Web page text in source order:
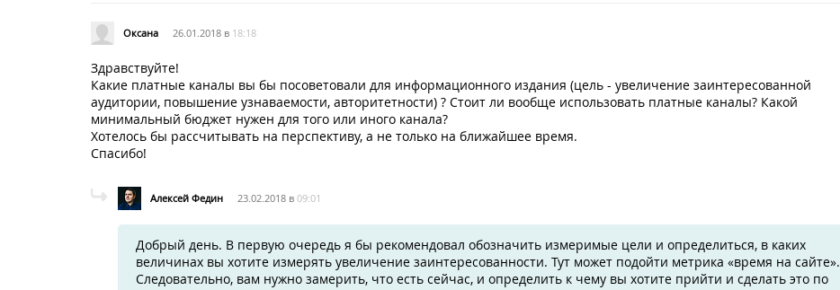
Оксана 26.01.2018 в 18:18
Здравствуйте!
Какие платные каналы вы бы посоветовали для информационного издания (цель - увеличение заинтересованной
аудитории, повышение узнаваемости, авторитетности) ? Стоит ли вообще использовать платные каналы? Какой
минимальный бюджет нужен для того или иного канала?
Хотелось бы рассчитывать на перспективу, а не только на ближайшее время.
Спасибо!
Алексей Федин 23.02.2018 в 09:01
Добрый день. В первую очередь я бы рекомендовал обозначить измеримые цели и определиться, в каких
величинах вы хотите измерять увеличение заинтересованности. Тут может подойти метрика «время на сайте».
Следовательно, вам нужно замерить, что есть сейчас, и определить к чему вы хотите прийти и сделать это по